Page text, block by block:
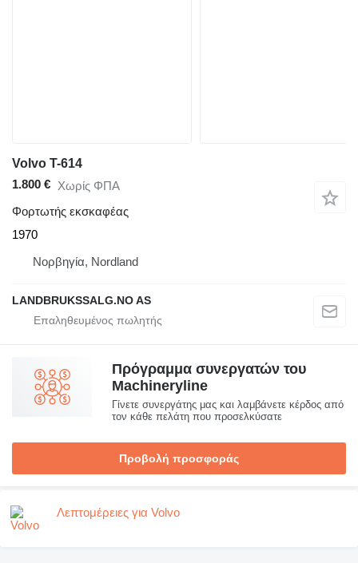
Volvo T-614
1.800 € Χωρίς ΦΠΑ
Φορτωτής εκσκαφέας
1970
Νορβηγία, Nordland
LANDBRUKSSALG.NO AS
Πρόγραμμα συνεργατών του
Machineryline
Γίνετε συνεργάτης μας και λαμβάνετε κέρδος από
τον κάθε πελάτη που προσελκύσατε
Προβολή προσφοράς
Λεπτομέρειες για Volvo